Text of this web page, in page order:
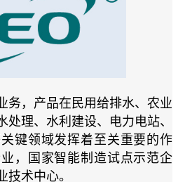
务，产品在民用给排水、农业
理、水利建设、电力电站、
键领域发挥着至关重要的作
，国家智能制造试点示范企
技术中心。